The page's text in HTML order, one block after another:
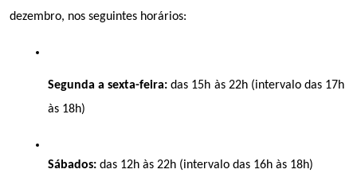
dezembro, nos seguintes horários:
Segunda a sexta-feira: das 15h às 22h (intervalo das 17h
às 18h)
Sábados: das 12h às 22h (intervalo das 16h às 18h)